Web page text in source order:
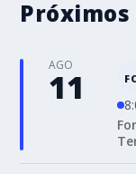
AGO
11